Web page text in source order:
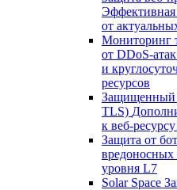
от
Мониторинг
от
и
ресурсов
Защищенный
TLS)
к
Защита от
вредоносных
уровня L7
Solar Space